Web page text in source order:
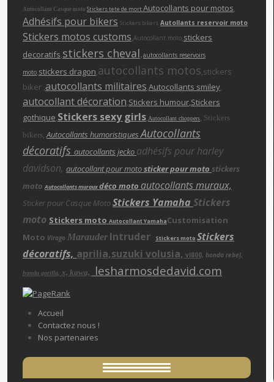
Autocollant Casque moto Stickers tete de mortAutocollants pour motos,
Adhésifs pour bikers Stickers bikers Autollants reservoir moto
Stickers motos customs,Autocollant moto,stickers
decoratifs,stickers cheval,autocollants reservoirs
moto,stickers dragon,autocollants motos,stickers
biker ,autocollants militaires,Autocollants smiley,
autocollant décoration,Stickers humour,Stickers
gothique,Stickers sexy girls,Autocollant choppers, Stickers
bikers,Autocollants humoristiquesAutocollants
décoratifs autocollants jecko adhésifs pour harley
davidson, autocollant pour motosticker pour moto stickers
motoAutocollants murauxdéco moto autocollants muraux,
Sticker pour Casque MotoStickers Yamaha Stickers
moto Stickers moto Autocollant YamahaCustomisation
Moto Virago Marauder Intruder Stickers moto Stickers
décoratifs, aprilia,suzuki volusia, vl800, honda rebel,
honda gorilla, x, kawa, lesharmosdedavid.com
Accueil
Contactez nous !
Nos partenaires